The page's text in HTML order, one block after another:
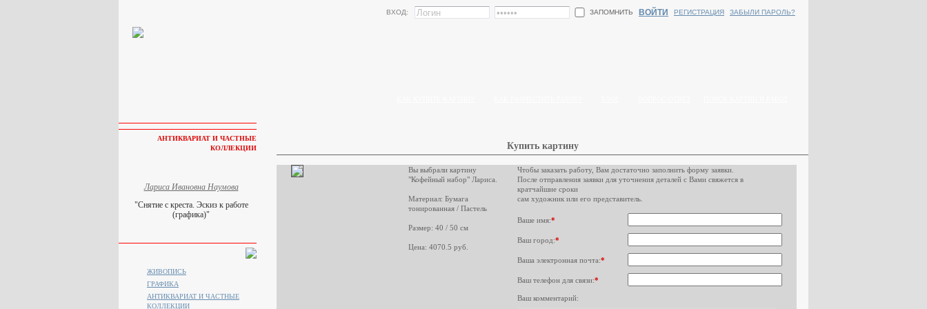
ВХОД: ЗАПОМНИТЬ ВОЙТИ РЕГИСТРАЦИЯ ЗАБЫЛИ ПАРОЛЬ?
Купить картину
Вы выбрали картину
"Кофейный набор" Лариса.
Материал: Бумага
тонированная / Пастель
Размер: 40 / 50 см
Цена: 4070.5 руб.
Чтобы заказать работу, Вам достаточно заполнить форму заявки.
После отправления заявки для уточнения деталей с Вами свяжется в
кратчайшие сроки
сам художник или его представитель.
Ваше имя:*
Ваш город:*
Ваша электронная почта:*
Ваш телефон для связи:*
Ваш комментарий:
АНТИКВАРИАТ И ЧАСТНЫЕ
КОЛЛЕКЦИИ
Лариса Ивановна Наумова
"Снятие с креста. Эскиз к работе
(графика)"
ЖИВОПИСЬ
ГРАФИКА
АНТИКВАРИАТ И ЧАСТНЫЕ
КОЛЛЕКЦИИ